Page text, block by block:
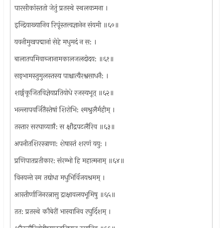
पारसीकांस्ततो जेतुं प्रतस्थे स्थलवत्र्मना ।
इन्द्रियाख्यानिव रिपूंस्तत्त्वज्ञानेन संयमी ॥६०॥
यवनीमुखपद्मानां सेहे मधुमदं न स: ।
बालातपमिवाब्जानामकालजलदोदय: ॥६१॥
सङ्भामस्तुमुलस्तस्य पाश्चात्यैरश्वसाधनै: ।
शार्ङ्गकूजितविज्ञेयप्रतियोधे रजस्यभूत् ॥६२॥
भल्लापवर्जितैस्तेषां शिरोभि: श्मश्रुलैर्महीम् ।
तस्तार सरघाव्याप्तै: स क्षौद्रपटलैरिव ॥६३॥
अपनीतशिरस्त्राणा: शेषास्तं शरणं ययु: ।
प्रणिपातप्रतीकार: संरम्भो हि महात्मनाम् ॥६४॥
विनयन्ते स्म तद्योधा मधुभिर्विजयश्रमम् ।
आस्तीर्णाजिनरत्नासु द्राक्षावलयभूमिषु ॥६५॥
तत: प्रतस्थे कौबेरीं भास्वानिव रघुर्दिशम् ।